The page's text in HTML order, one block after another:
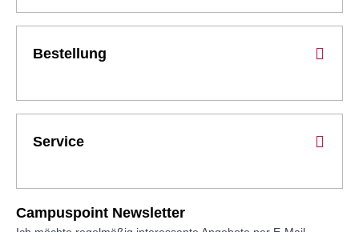
Bestellung
Service
Campuspoint Newsletter